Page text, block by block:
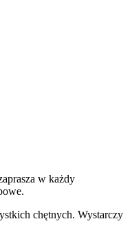
w każdy
chętnych. Wystarczy